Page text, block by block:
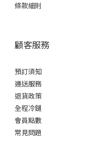
爽
(2)
容
量
700ml
-
900ml
(2)
條款細則
顧客服務
預訂須知
運送服務
退貨政策
全程冷鏈
會員點數
常見問題